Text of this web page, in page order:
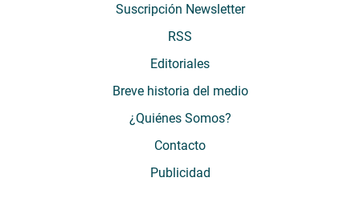
Suscripción Newsletter
RSS
Editoriales
Breve historia del medio
¿Quiénes Somos?
Contacto
Publicidad